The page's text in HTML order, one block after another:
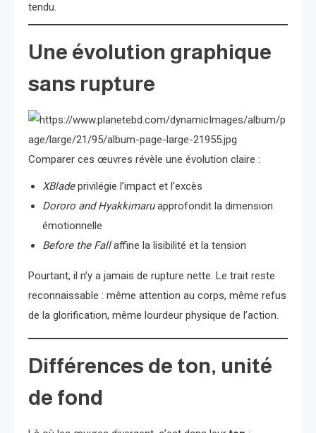
tendu.
Une évolution graphique
sans rupture
Comparer ces œuvres révèle une évolution claire :
XBladeprivilégie l’impact et l’excès
Dororo and Hyakkimaruapprofondit la dimension
émotionnelle
Before the Fallaffine la lisibilité et la tension
Pourtant, il n’y a jamais de rupture nette. Le trait reste
reconnaissable : même attention au corps, même refus
de la glorification, même lourdeur physique de l’action.
Différences de ton, unité
de fond